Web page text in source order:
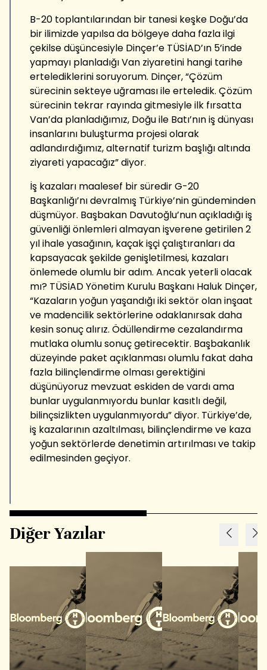
B-20 toplantılarından bir tanesi keşke Doğu’da
bir ilimizde yapılsa da bölgeye daha fazla ilgi
çekilse düşüncesiyle Dinçer’e TÜSİAD’ın 5’inde
yapmayı planladığı Van ziyaretini hangi tarihe
ertelediklerini soruyorum. Dinçer, “Çözüm
sürecinin sekteye uğraması ile erteledik. Çözüm
sürecinin tekrar rayında gitmesiyle ilk fırsatta
Van’da planladığımız, Doğu ile Batı’nın iş dünyası
insanlarını buluşturma projesi olarak
adlandırdığımız, alternatif turizm başlığı altında
ziyareti yapacağız” diyor.
İş kazaları maalesef bir süredir G-20
Başkanlığı’nı devralmış Türkiye’nin gündeminden
düşmüyor. Başbakan Davutoğlu’nun açıkladığı iş
güvenliği önlemleri almayan işverene getirilen 2
yıl ihale yasağının, kaçak işçi çalıştıranları da
kapsayacak şekilde genişletilmesi, kazaları
önlemede olumlu bir adım. Ancak yeterli olacak
mı? TÜSİAD Yönetim Kurulu Başkanı Haluk Dinçer,
“Kazaların yoğun yaşandığı iki sektör olan inşaat
ve madencilik sektörlerine odaklanırsak daha
kesin sonuç alırız. Ödüllendirme cezalandırma
mutlaka olumlu sonuç getirecektir. Başbakanlık
düzeyinde paket açıklanması olumlu fakat daha
fazla bilinçlendirme olması gerektiğini
düşünüyoruz mevzuat eskiden de vardı ama
bunlar uygulanmıyordu bunlar kasıtlı değil,
bilinçsizlikten uygulanmıyordu” diyor. Türkiye’de,
iş kazalarının azaltılması, bilinçlendirme ve kaza
yoğun sektörlerde denetimin artırılması ve takip
edilmesinden geçiyor.
Diğer Yazılar